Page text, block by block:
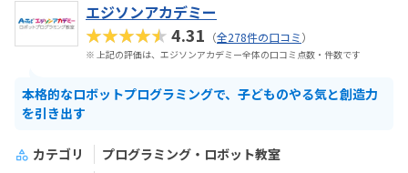
エジソンアカデミー
★★★★★4.31 （全278件の口コミ）
※ 上記の評価は、エジソンアカデミー全体の口コミ点数・件数です
本格的なロボットプログラミングで、子どものやる気と創造力
を引き出す
カテゴリ
プログラミング・ロボット教室